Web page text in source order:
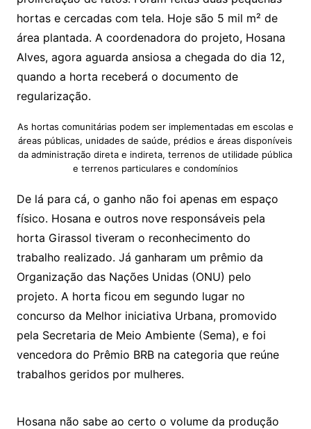
hortas e cercadas com tela. Hoje são 5 mil m² de
área plantada. A coordenadora do projeto, Hosana
Alves, agora aguarda ansiosa a chegada do dia 12,
quando a horta receberá o documento de
regularização.
As hortas comunitárias podem ser implementadas em escolas e
áreas públicas, unidades de saúde, prédios e áreas disponíveis
da administração direta e indireta, terrenos de utilidade pública
e terrenos particulares e condomínios
De lá para cá, o ganho não foi apenas em espaço
físico. Hosana e outros nove responsáveis pela
horta Girassol tiveram o reconhecimento do
trabalho realizado. Já ganharam um prêmio da
Organização das Nações Unidas (ONU) pelo
projeto. A horta ficou em segundo lugar no
concurso da Melhor iniciativa Urbana, promovido
pela Secretaria de Meio Ambiente (Sema), e foi
vencedora do Prêmio BRB na categoria que reúne
trabalhos geridos por mulheres.
Hosana não sabe ao certo o volume da produção